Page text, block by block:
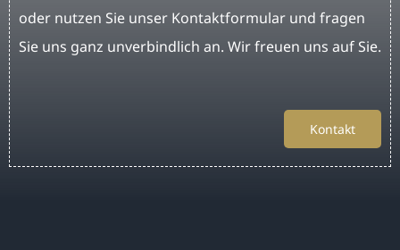
oder nutzen Sie unser Kontaktformular und fragen
Sie uns ganz unverbindlich an. Wir freuen uns auf Sie.
Kontakt